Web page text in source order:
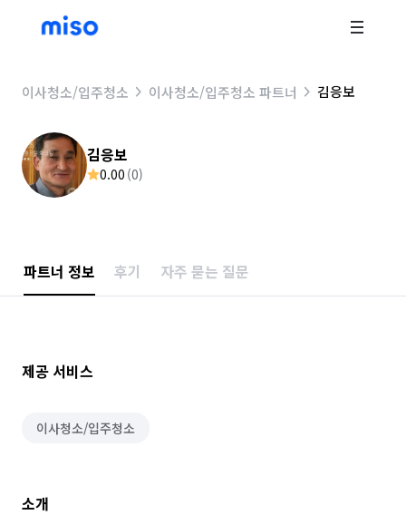
이사청소/입주청소 이사청소/입주청소 파트너 김응보
김응보
0.00 (0)
파트너 정보 후기 자주 묻는 질문
제공 서비스
이사청소/입주청소
소개